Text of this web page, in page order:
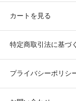
カートを見る
特定商取引法に基づ
プライバシーポリシ